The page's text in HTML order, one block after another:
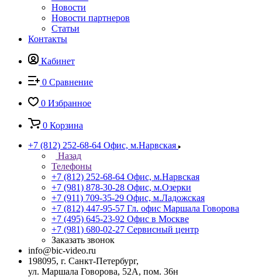
Новости
Новости партнеров
Статьи
Контакты
Кабинет
0 Сравнение
0 Избранное
0 Корзина
+7 (812) 252-68-64 Офис, м.Нарвская
Назад
Телефоны
+7 (812) 252-68-64 Офис, м.Нарвская
+7 (981) 878-30-28 Офис, м.Озерки
+7 (911) 709-35-29 Офис, м.Ладожская
+7 (812) 447-95-57 Гл. офис Маршала Говорова
+7 (495) 645-23-92 Офис в Москве
+7 (981) 680-02-27 Сервисный центр
Заказать звонок
info@bic-video.ru
198095, г. Санкт-Петербург,
ул. Маршала Говорова, 52А, пом. 36н